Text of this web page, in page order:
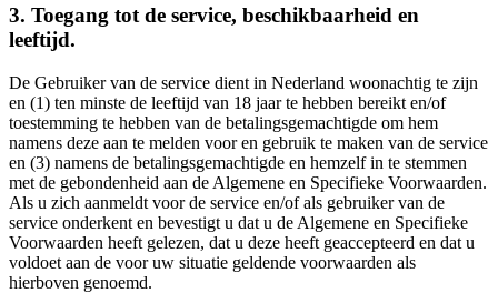
3. Toegang tot de service, beschikbaarheid en
leeftijd.
De Gebruiker van de service dient in Nederland woonachtig te zijn
en (1) ten minste de leeftijd van 18 jaar te hebben bereikt en/of
toestemming te hebben van de betalingsgemachtigde om hem
namens deze aan te melden voor en gebruik te maken van de service
en (3) namens de betalingsgemachtigde en hemzelf in te stemmen
met de gebondenheid aan de Algemene en Specifieke Voorwaarden.
Als u zich aanmeldt voor de service en/of als gebruiker van de
service onderkent en bevestigt u dat u de Algemene en Specifieke
Voorwaarden heeft gelezen, dat u deze heeft geaccepteerd en dat u
voldoet aan de voor uw situatie geldende voorwaarden als
hierboven genoemd.